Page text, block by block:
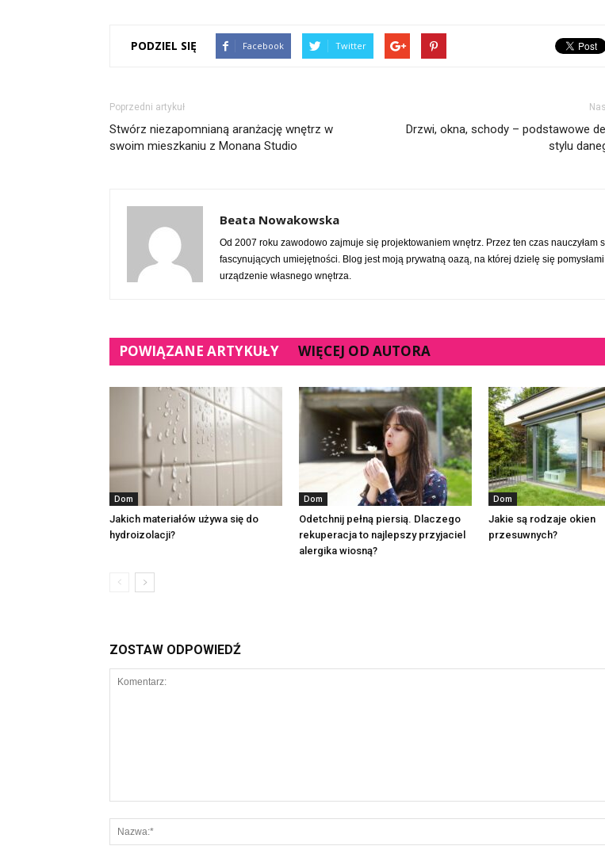
PODZIEL SIĘ Facebook Twitter
Poprzedni artykuł
Stwórz niezapomnianą aranżację wnętrz w
swoim mieszkaniu z Monana Studio
Drzwi, okna, schody – podstawowe
stylu
Beata Nowakowska
Od 2007 roku zawodowo zajmuje się projektowaniem wnętrz. Przez ten czas nauczyłam
fascynujących umiejętności. Blog jest moją prywatną oazą, na której dzielę się
urządzenie własnego wnętrza.
POWIĄZANE ARTYKUŁY WIĘCEJ OD AUTORA
Dom
Jakich materiałów używa się do
hydroizolacji?
Dom
Odetchnij pełną piersią. Dlaczego
rekuperacja to najlepszy przyjaciel
alergika wiosną?
Dom
Jakie są rodzaje okien
przesuwnych?
ZOSTAW ODPOWIEDŹ